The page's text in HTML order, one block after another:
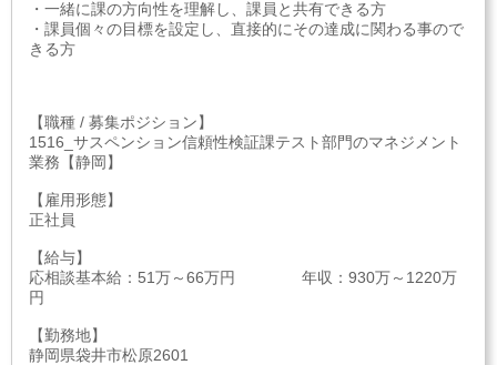
・一緒に課の方向性を理解し、課員と共有できる方
・課員個々の目標を設定し、直接的にその達成に関わる事ので
きる方
【職種 / 募集ポジション】
1516_サスペンション信頼性検証課テスト部門のマネジメント
業務【静岡】
【雇用形態】
正社員
【給与】
応相談基本給：51万～66万円 年収：930万～1220万
円
【勤務地】
静岡県袋井市松原2601